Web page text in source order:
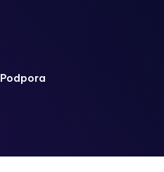
Podpora